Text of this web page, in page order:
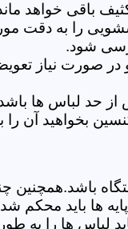
باقی خواهد
را به دقت
شود.
و در صورت نیاز
از حد لباس ها
بخواهید آن
باشد.همچنین
ها باید
لباس ها را به